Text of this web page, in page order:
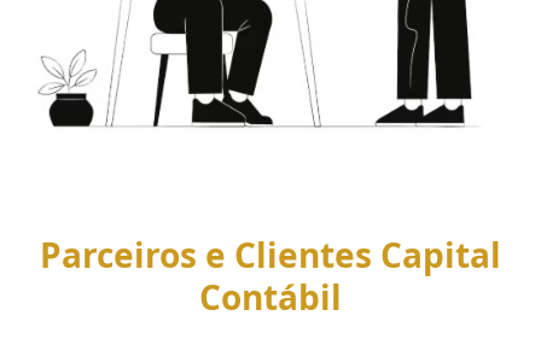
Parceiros e Clientes Capital
Contábil